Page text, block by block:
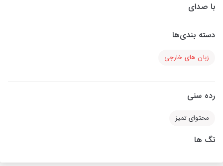
با صدای
دسته بندی‌ها
زبان های خارجی
رده سنی
محتوای تمیز
تگ ها